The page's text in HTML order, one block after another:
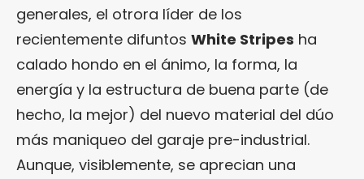
generales, el otrora líder de los
recientemente difuntos White Stripes ha
calado hondo en el ánimo, la forma, la
energía y la estructura de buena parte (de
hecho, la mejor) del nuevo material del dúo
más maniqueo del garaje pre-industrial.
Aunque, visiblemente, se aprecian una